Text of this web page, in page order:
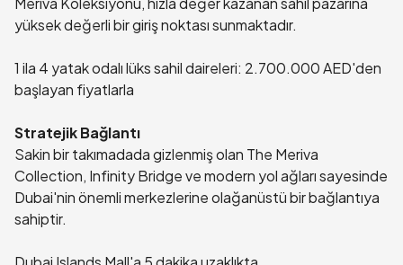
yüksek değerli bir giriş noktası sunmaktadır.
1 ila 4 yatak odalı lüks sahil daireleri: 2.700.000 AED'den
başlayan fiyatlarla
Stratejik Bağlantı
Sakin bir takımadada gizlenmiş olan The Meriva
Collection, Infinity Bridge ve modern yol ağları sayesinde
Dubai'nin önemli merkezlerine olağanüstü bir bağlantıya
sahiptir.